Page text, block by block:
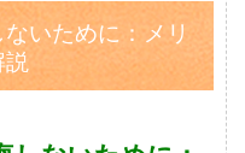
いために：メリ